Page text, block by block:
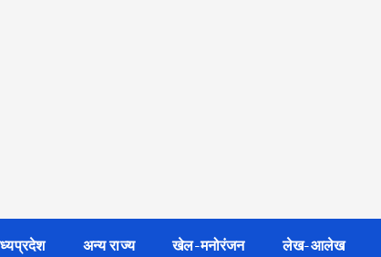
अन्य राज्य खेल-मनोरंजन लेख-आलेख